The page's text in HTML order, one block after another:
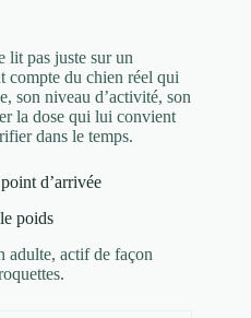
lit pas juste sur un
compte du chien réel qui
son niveau d’activité, son
la dose qui lui convient
dans le temps.
d’arrivée
poids
adulte, actif de façon